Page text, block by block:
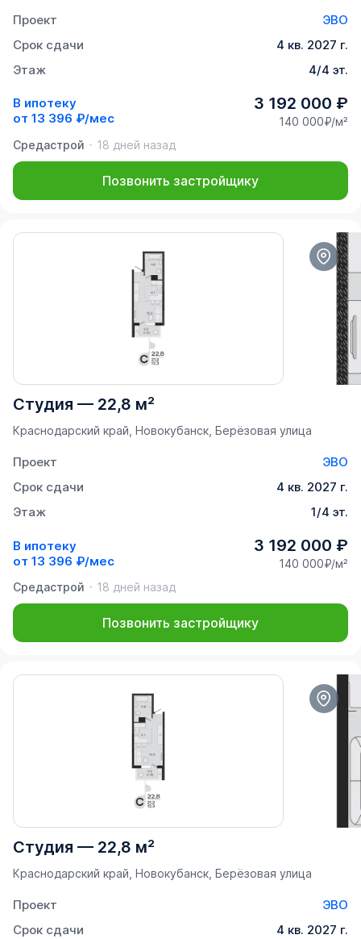
Проект
ЭВО
Срок сдачи
4 кв. 2027 г.
Этаж
4/4 эт.
В ипотеку
от 13 396 ₽/мес
3 192 000 ₽
140 000₽/м²
Средастрой
18 дней назад
Позвонить застройщику
Студия — 22,8 м²
Краснодарский край, Новокубанск, Берёзовая улица
Проект
ЭВО
Срок сдачи
4 кв. 2027 г.
Этаж
1/4 эт.
В ипотеку
от 13 396 ₽/мес
3 192 000 ₽
140 000₽/м²
Средастрой
18 дней назад
Позвонить застройщику
Студия — 22,8 м²
Краснодарский край, Новокубанск, Берёзовая улица
Проект
ЭВО
Срок сдачи
4 кв. 2027 г.